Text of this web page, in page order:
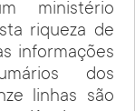
ministério
riqueza de
informações
dos
linhas são